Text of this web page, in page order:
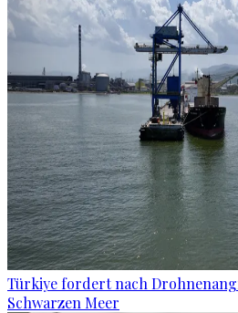
Türkiye fordert nach
Schwarzen Meer